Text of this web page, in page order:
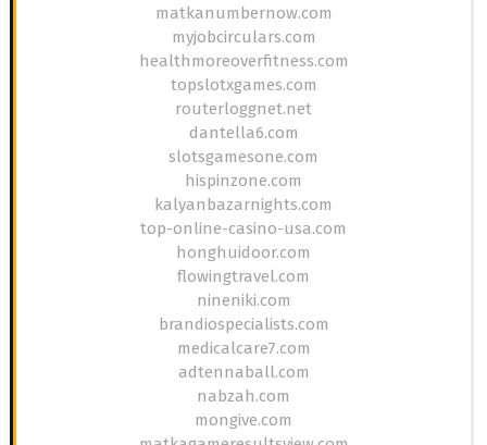
matkanumbernow.com
myjobcirculars.com
healthmoreoverfitness.com
topslotxgames.com
routerloggnet.net
dantella6.com
slotsgamesone.com
hispinzone.com
kalyanbazarnights.com
top-online-casino-usa.com
honghuidoor.com
flowingtravel.com
nineniki.com
brandiospecialists.com
medicalcare7.com
adtennaball.com
nabzah.com
mongive.com